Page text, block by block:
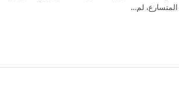
المتسارع، لم…